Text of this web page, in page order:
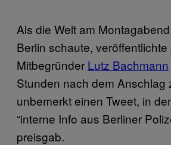
Als die Welt am
Berlin schaute, veröffentlichte
Mitbegründer Lutz Bachmann
Stunden nach dem Anschlag
unbemerkt einen Tweet, in
“interne Info aus Berliner
preisgab.